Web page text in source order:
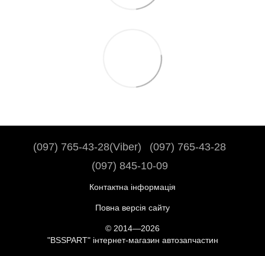
(097) 765-43-28(Viber)
(097) 765-43-28
(097) 845-10-09
Контактна інформація
Повна версія сайту
© 2014—2026
"BSSPART" інтернет-магазин автозапчастин